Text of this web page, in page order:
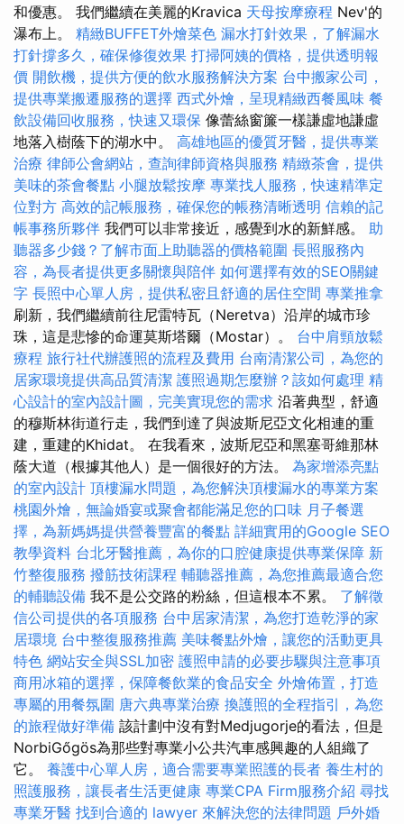
和優惠。 我們繼續在美麗的Kravica 天母按摩療程 Nev'的
瀑布上。 精緻BUFFET外燴菜色 漏水打針效果，了解漏水
打針撐多久，確保修復效果 打掃阿姨的價格，提供透明報
價 開飲機，提供方便的飲水服務解決方案 台中搬家公司，
提供專業搬遷服務的選擇 西式外燴，呈現精緻西餐風味 餐
飲設備回收服務，快速又環保 像蕾絲窗簾一​​樣謙虛地謙虛
地落入樹蔭下的湖水中。 高雄地區的優質牙醫，提供專業
治療 律師公會網站，查詢律師資格與服務 精緻茶會，提供
美味的茶會餐點 小腿放鬆按摩 專業找人服務，快速精準定
位對方 高效的記帳服務，確保您的帳務清晰透明 信賴的記
帳事務所夥伴 我們可以非常接近，感覺到水的新鮮感。 助
聽器多少錢？了解市面上助聽器的價格範圍 長照服務內
容，為長者提供更多關懷與陪伴 如何選擇有效的SEO關鍵
字 長照中心單人房，提供私密且舒適的居住空間 專業推拿
刷新，我們繼續前往尼雷特瓦（Neretva）沿岸的城市珍
珠，這是悲慘的命運莫斯塔爾（Mostar）。 台中肩頸放鬆
療程 旅行社代辦護照的流程及費用 台南清潔公司，為您的
居家環境提供高品質清潔 護照過期怎麼辦？該如何處理 精
心設計的室內設計圖，完美實現您的需求 沿著典型，舒適
的穆斯林街道行走，我們到達了與波斯尼亞文化相連的重
建，重建的Khidat。 在我看來，波斯尼亞和黑塞哥維那林
蔭大道（根據其他人）是一個很好的方法。 為家增添亮點
的室內設計 頂樓漏水問題，為您解決頂樓漏水的專業方案
桃園外燴，無論婚宴或聚會都能滿足您的口味 月子餐選
擇，為新媽媽提供營養豐富的餐點 詳細實用的Google SEO
教學資料 台北牙醫推薦，為你的口腔健康提供專業保障 新
竹整復服務 撥筋技術課程 輔聽器推薦，為您推薦最適合您
的輔聽設備 我不是公交路的粉絲，但這根本不累。 了解徵
信公司提供的各項服務 台中居家清潔，為您打造乾淨的家
居環境 台中整復服務推薦 美味餐點外燴，讓您的活動更具
特色 網站安全與SSL加密 護照申請的必要步驟與注意事項
商用冰箱的選擇，保障餐飲業的食品安全 外燴佈置，打造
專屬的用餐氛圍 唐六典專業治療 換護照的全程指引，為您
的旅程做好準備 該計劃中沒有對Medjugorje的看法，但是
NorbiGőgös為那些對專業小公共汽車感興趣的人組織了
它。 養護中心單人房，適合需要專業照護的長者 養生村的
照護服務，讓長者生活更健康 專業CPA Firm服務介紹 尋找
專業牙醫 找到合適的 lawyer 來解決您的法律問題 戶外婚